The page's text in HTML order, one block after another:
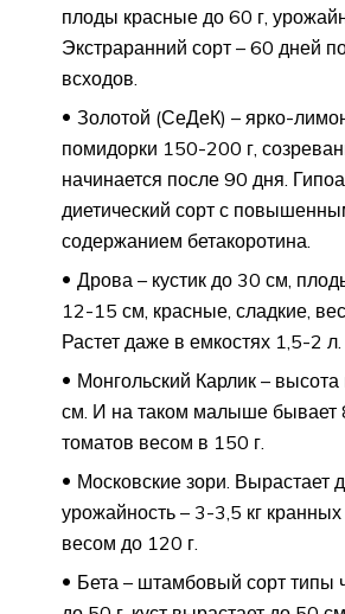
плоды красные до 60 г,
Экстраранний сорт – 60 дней
всходов.
Золотой (СеДеК) – ярко-
помидорки 150-200 г,
начинается после 90 дня.
диетический сорт с
содержанием бетакоротина.
Дрова – кустик до 30 см,
12-15 см, красные, сладкие,
Растет даже в емкостях 1,5-2 л.
Монгольский Карлик –
см. И на таком малыше бывает
томатов весом в 150 г.
Московские зори. Вырастает
урожайность – 3-3,5 кг
весом до 120 г.
Бета – штамбовый сорт типы